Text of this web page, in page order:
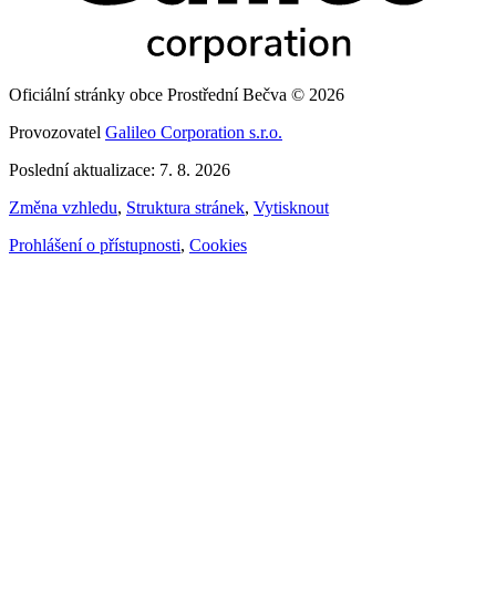
Oficiální stránky obce Prostřední Bečva © 2026
Provozovatel Galileo Corporation s.r.o.
Poslední aktualizace: 7. 8. 2026
Změna vzhledu, Struktura stránek, Vytisknout
Prohlášení o přístupnosti, Cookies